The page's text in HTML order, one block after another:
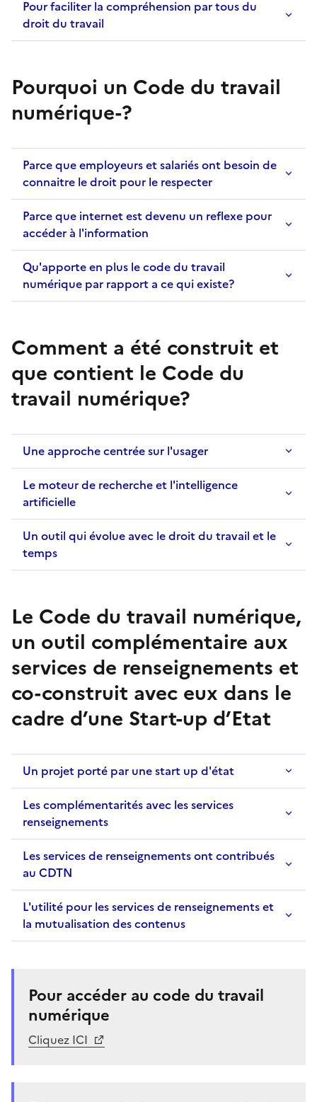
Pour faciliter la compréhension par tous du
droit du travail
Pourquoi un Code du travail
numérique-?
Parce que employeurs et salariés ont besoin de
connaitre le droit pour le respecter
Parce que internet est devenu un reflexe pour
accéder à l'information
Qu'apporte en plus le code du travail
numérique par rapport a ce qui existe?
Comment a été construit et
que contient le Code du
travail numérique?
Une approche centrée sur l'usager
Le moteur de recherche et l'intelligence
artificielle
Un outil qui évolue avec le droit du travail et le
temps
Le Code du travail numérique,
un outil complémentaire aux
services de renseignements et
co-construit avec eux dans le
cadre d’une Start-up d’Etat
Un projet porté par une start up d'état
Les complémentarités avec les services
renseignements
Les services de renseignements ont contribués
au CDTN
L'utilité pour les services de renseignements et
la mutualisation des contenus
Pour accéder au code du travail
numérique
Cliquez ICI